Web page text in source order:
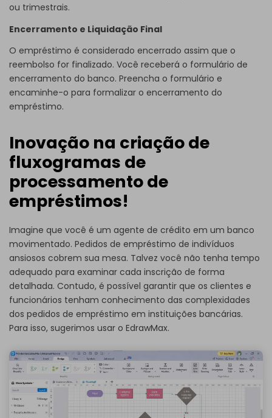
ou trimestrais.
Encerramento e Liquidação Final
O empréstimo é considerado encerrado assim que o
reembolso for finalizado. Você receberá o formulário de
encerramento do banco. Preencha o formulário e
encaminhe-o para formalizar o encerramento do
empréstimo.
Inovação na criação de
fluxogramas de
processamento de
empréstimos!
Imagine que você é um agente de crédito em um banco
movimentado. Pedidos de empréstimo de indivíduos
ansiosos cobrem sua mesa. Talvez você não tenha tempo
adequado para examinar cada inscrição de forma
detalhada. Contudo, é possível garantir que os clientes e
funcionários tenham conhecimento das complexidades
dos pedidos de empréstimo em instituições bancárias.
Para isso, sugerimos usar o EdrawMax.